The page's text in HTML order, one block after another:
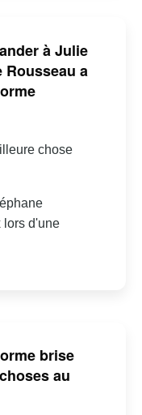
à Julie
Rousseau a
chose
lors d'une
brise
au